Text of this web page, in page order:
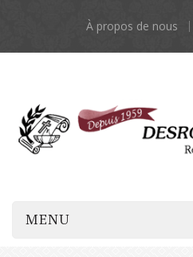
À propos de nous
MENU